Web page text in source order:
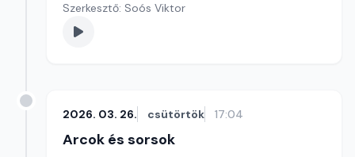
Szerkesztő: Soós Viktor
2026. 03. 26. csütörtök 17:04
Arcok és sorsok